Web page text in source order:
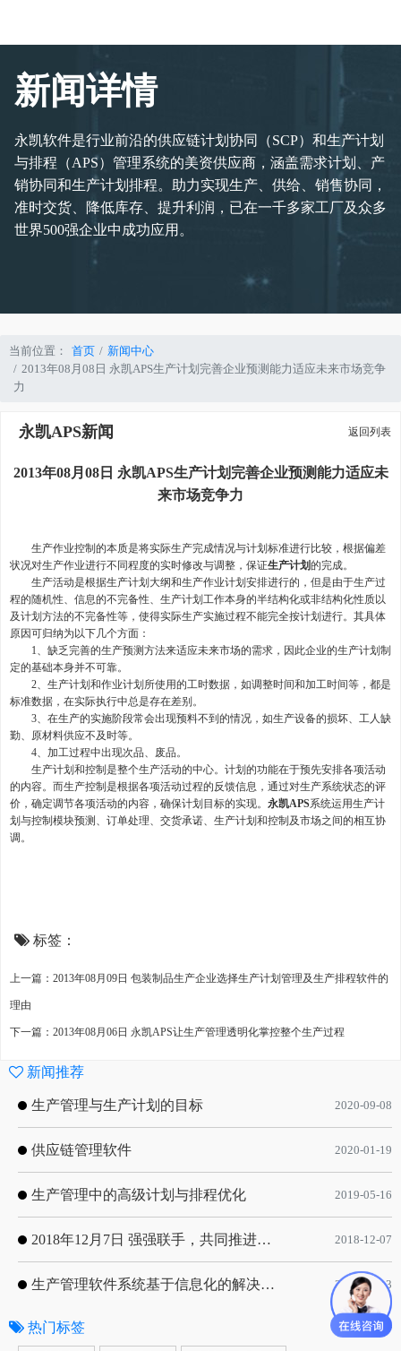
新闻详情
永凯软件是行业前沿的供应链计划协同（SCP）和生产计划
与排程（APS）管理系统的美资供应商，涵盖需求计划、产
销协同和生产计划排程。助力实现生产、供给、销售协同，
准时交货、降低库存、提升利润，已在一千多家工厂及众多
世界500强企业中成功应用。
当前位置： 首页
新闻中心
2013年08月08日 永凯APS生产计划完善企业预测能力适应未来市场竞争
力
永凯APS新闻 返回列表
2013年08月08日 永凯APS生产计划完善企业预测能力适应未
来市场竞争力
生产作业控制的本质是将实际生产完成情况与计划标准进行比较，根据偏差
状况对生产作业进行不同程度的实时修改与调整，保证生产计划的完成。
生产活动是根据生产计划大纲和生产作业计划安排进行的，但是由于生产过
程的随机性、信息的不完备性、生产计划工作本身的半结构化或非结构化性质以
及计划方法的不完备性等，使得实际生产实施过程不能完全按计划进行。其具体
原因可归纳为以下几个方面：
1、缺乏完善的生产预测方法来适应未来市场的需求，因此企业的生产计划制
定的基础本身并不可靠。
2、生产计划和作业计划所使用的工时数据，如调整时间和加工时间等，都是
标准数据，在实际执行中总是存在差别。
3、在生产的实施阶段常会出现预料不到的情况，如生产设备的损坏、工人缺
勤、原材料供应不及时等。
4、加工过程中出现次品、废品。
生产计划和控制是整个生产活动的中心。计划的功能在于预先安排各项活动
的内容。而生产控制是根据各项活动过程的反馈信息，通过对生产系统状态的评
价，确定调节各项活动的内容，确保计划目标的实现。 永凯APS系统运用生产计
划与控制模块预测、订单处理、交货承诺、生产计划和控制及市场之间的相互协
调。
标签：
上一篇：2013年08月09日 包装制品生产企业选择生产计划管理及生产排程软件的
理由
下一篇：2013年08月06日 永凯APS让生产管理透明化掌控整个生产过程
新闻推荐
生产管理与生产计划的目标 2020-09-08
供应链管理软件 2020-01-19
生产管理中的高级计划与排程优化 2019-05-16
2018年12月7日 强强联手，共同推进电子器件领域APS应用典范 风华高科生产自动化工业互联网应用项目-APS项目启动会 2018-12-07
生产管理软件系统基于信息化的解决方案 2019-05-13
热门标签 更多